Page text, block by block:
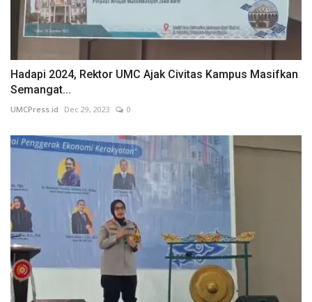
Hadapi 2024, Rektor UMC Ajak Civitas Kampus Masifkan
Semangat...
UMCPress.id Dec 29, 2023 0